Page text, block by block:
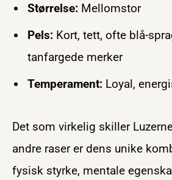
Størrelse: Mellomstor
Pels: Kort, tett, ofte blå-
tanfargede merker
Temperament: Loyal,
Det som virkelig skiller
andre raser er dens unike
fysisk styrke, mentale